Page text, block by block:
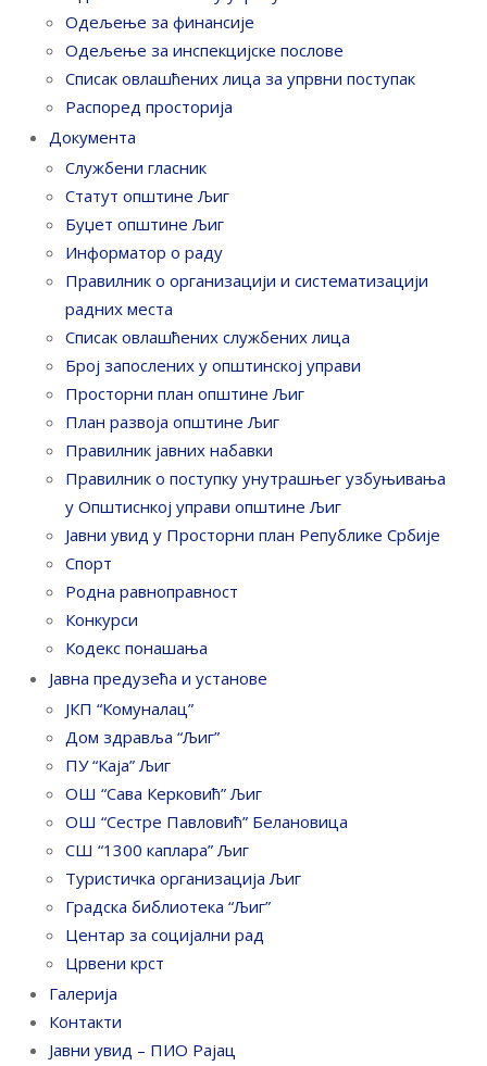
Одељење за финансије
Одељење за инспекцијске послове
Списак овлашћених лица за упрвни поступак
Распоред просторија
Документа
Службени гласник
Статут општине Љиг
Буџет општине Љиг
Информатор о раду
Правилник o организацији и систематизацији
радних места
Списак овлашћених службених лица
Број запослених у oпштинској управи
Просторни план општине Љиг
План развоја општине Љиг
Правилник јавних набавки
Правилник о поступку унутрашњег узбуњивања
у Општиснкој управи општине Љиг
Јавни увид у Просторни план Републике Србије
Спорт
Родна равноправност
Конкурси
Кодекс понашања
Јавна предузећа и установе
ЈКП “Комуналац”
Дом здравља “Љиг”
ПУ “Каја” Љиг
ОШ “Сава Керковић” Љиг
ОШ “Сестре Павловић” Белановица
СШ “1300 каплара” Љиг
Туристичка организација Љиг
Градска библиотека “Љиг”
Центар за социјални рад
Црвени крст
Галерија
Контакти
Јавни увид – ПИО Рајац